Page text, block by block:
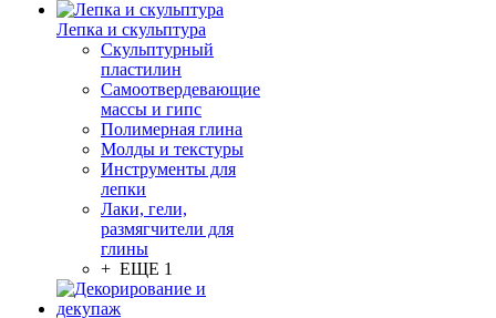
Лепка и скульптура
Скульптурный
пластилин
Самоотвердевающие
массы и гипс
Полимерная глина
Молды и текстуры
Инструменты для
лепки
Лаки, гели,
размягчители для
глины
+ ЕЩЕ 1